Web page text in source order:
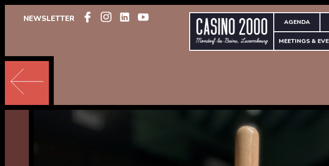
NEWSLETTER AGENDA
MEETINGS &